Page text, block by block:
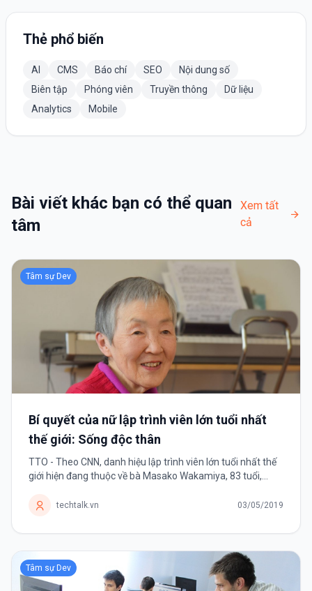
Thẻ phổ biến
AI CMS Báo chí SEO
Nội dung số
Biên tập
Phóng viên Truyền thông
Dữ liệu
Analytics
Mobile
Bài viết khác bạn có thể quan
tâm
Xem tất
cả
Tâm sự Dev
Bí quyết của nữ lập trình viên lớn tuổi nhất
thế giới: Sống độc thân
TTO - Theo CNN, danh hiệu lập trình viên lớn tuổi nhất thế
giới hiện đang thuộc về bà Masako Wakamiya, 83 tuổi,
nhất thế giới -...
techtalk.vn 03/05/2019
Tâm sự Dev